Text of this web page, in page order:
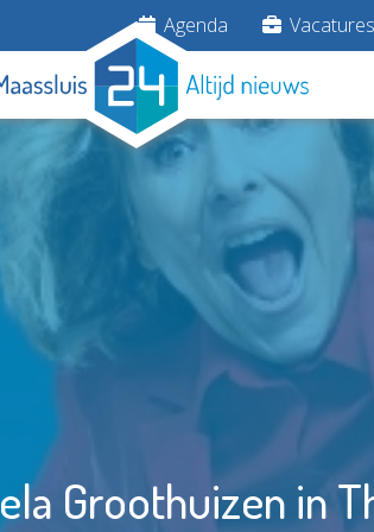
Agenda Vacatures
Groothuizen in